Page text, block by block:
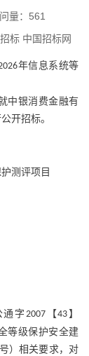
量： 561
标 中国招标网
年信息系统等
中银消费金融有
开招标。
测评项目
通字 2007【43 】
等级保护安全建
）相关要求，对